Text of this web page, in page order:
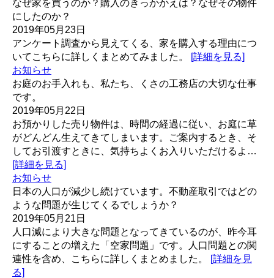
なぜ家を買うのか？購入のきっかかえは？なぜその物件
にしたのか？
2019年05月23日
アンケート調査から見えてくる、家を購入する理由につ
いてこちらに詳しくまとめてみました。
[詳細を見る]
お知らせ
お庭のお手入れも、私たち、くさの工務店の大切な仕事
です。
2019年05月22日
お預かりした売り物件は、時間の経過に従い、お庭に草
がどんどん生えてきてしまいます。ご案内するとき、そ
してお引渡すときに、気持ちよくお入りいただけるよ…
[詳細を見る]
お知らせ
日本の人口が減少し続けています。不動産取引ではどの
ような問題が生じてくるでしょうか？
2019年05月21日
人口減により大きな問題となってきているのが、昨今耳
にすることの増えた「空家問題」です。人口問題との関
連性を含め、こちらに詳しくまとめました。
[詳細を見
る]